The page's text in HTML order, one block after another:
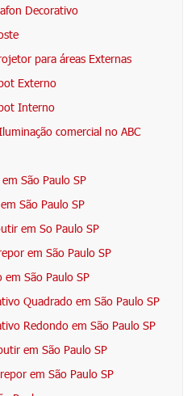
Decorativo
para áreas Externas
Externo
Interno
comercial no ABC
São Paulo SP
São Paulo SP
em So Paulo SP
em São Paulo SP
São Paulo SP
Quadrado em São Paulo SP
Redondo em São Paulo SP
em São Paulo SP
em São Paulo SP